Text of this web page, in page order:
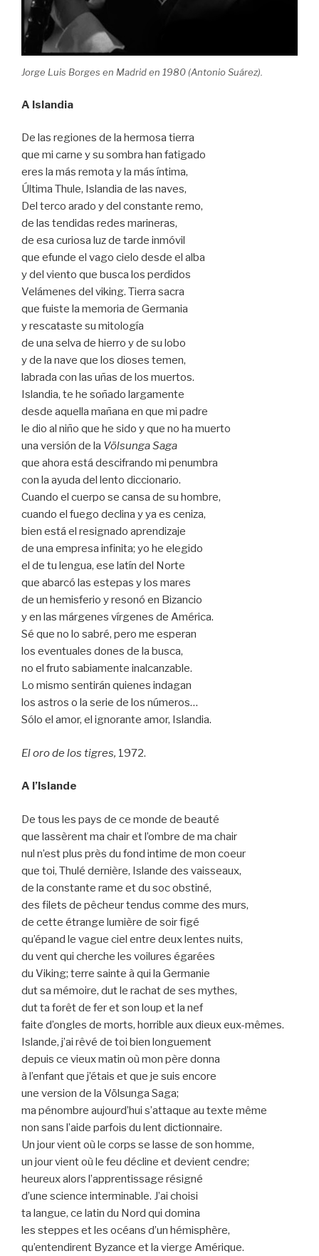
Jorge Luis Borges en Madrid en 1980 (Antonio Suárez).
A Islandia
De las regiones de la hermosa tierra
que mi carne y su sombra han fatigado
eres la más remota y la más íntima,
Última Thule, Islandia de las naves,
Del terco arado y del constante remo,
de las tendidas redes marineras,
de esa curiosa luz de tarde inmóvil
que efunde el vago cielo desde el alba
y del viento que busca los perdidos
Velámenes del viking. Tierra sacra
que fuiste la memoria de Germania
y rescataste su mitología
de una selva de hierro y de su lobo
y de la nave que los dioses temen,
labrada con las uñas de los muertos.
Islandia, te he soñado largamente
desde aquella mañana en que mi padre
le dio al niño que he sido y que no ha muerto
una versión de la Völsunga Saga
que ahora está descifrando mi penumbra
con la ayuda del lento diccionario.
Cuando el cuerpo se cansa de su hombre,
cuando el fuego declina y ya es ceniza,
bien está el resignado aprendizaje
de una empresa infinita; yo he elegido
el de tu lengua, ese latín del Norte
que abarcó las estepas y los mares
de un hemisferio y resonó en Bizancio
y en las márgenes vírgenes de América.
Sé que no lo sabré, pero me esperan
los eventuales dones de la busca,
no el fruto sabiamente inalcanzable.
Lo mismo sentirán quienes indagan
los astros o la serie de los números…
Sólo el amor, el ignorante amor, Islandia.
El oro de los tigres, 1972.
A l’Islande
De tous les pays de ce monde de beauté
que lassèrent ma chair et l’ombre de ma chair
nul n’est plus près du fond intime de mon coeur
que toi, Thulé dernière, Islande des vaisseaux,
de la constante rame et du soc obstiné,
des filets de pêcheur tendus comme des murs,
de cette étrange lumière de soir figé
qu’épand le vague ciel entre deux lentes nuits,
du vent qui cherche les voilures égarées
du Viking; terre sainte à qui la Germanie
dut sa mémoire, dut le rachat de ses mythes,
dut ta forêt de fer et son loup et la nef
faite d’ongles de morts, horrible aux dieux eux-mêmes.
Islande, j’ai rêvé de toi bien longuement
depuis ce vieux matin où mon père donna
à l’enfant que j’étais et que je suis encore
une version de la Völsunga Saga;
ma pénombre aujourd’hui s’attaque au texte même
non sans l’aide parfois du lent dictionnaire.
Un jour vient où le corps se lasse de son homme,
un jour vient où le feu décline et devient cendre;
heureux alors l’apprentissage résigné
d’une science interminable. J’ai choisi
ta langue, ce latin du Nord qui domina
les steppes et les océans d’un hémisphère,
qu’entendirent Byzance et la vierge Amérique.